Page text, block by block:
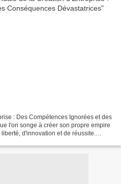
: Des Compétences Ignorées et des
l'on songe à créer son propre empire
d'innovation et de réussite.